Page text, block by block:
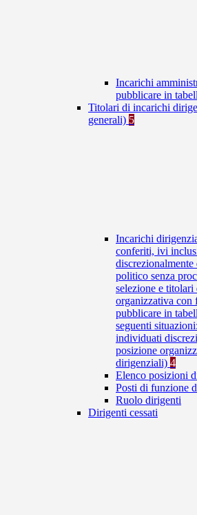
Incarichi
pubblicare in
Titolari di incarichi
generali) 5
Incarichi
conferiti, ivi
politico senza
selezione e
organizzativa con
pubblicare in
seguenti
individuati
posizione
dirigenziali) 4
Elenco posizioni
Posti di funzione
Ruolo dirigenti
Dirigenti cessati